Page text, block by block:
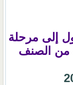
إلى مرحلة
من الصنف